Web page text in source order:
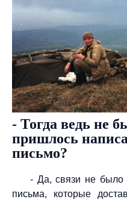
- Тогда ведь не
пришлось
письмо?
- Да, связи не было
письма, которые